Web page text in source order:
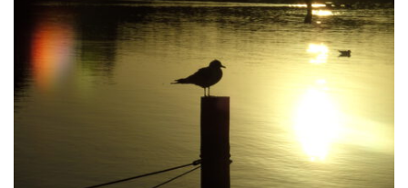
Erhellende
Botschaften
zur
Sommersonnenwende“